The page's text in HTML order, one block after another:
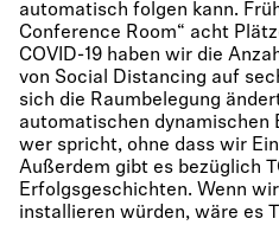
automatisch folgen kann.
Conference Room“ acht
COVID-19 haben wir die
von Social Distancing auf
sich die Raumbelegung
automatischen dynamischen
wer spricht, ohne dass wir
Außerdem gibt es bezüglich
Erfolgsgeschichten. Wenn
installieren würden, wäre es